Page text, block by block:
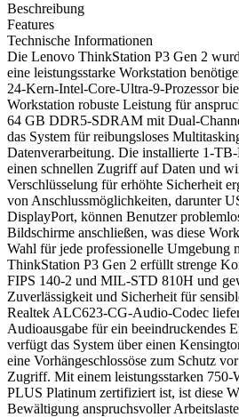
Beschreibung
Features
Technische Informationen
Die Lenovo ThinkStation P3 Gen 2
eine leistungsstarke Workstation
24-Kern-Intel-Core-Ultra-9-Prozessor
Workstation robuste Leistung für
64 GB DDR5-SDRAM mit Dual-
das System für reibungsloses
Datenverarbeitung. Die installierte 1-
einen schnellen Zugriff auf Daten und
Verschlüsselung für erhöhte Sicherheit
von Anschlussmöglichkeiten, darunter
DisplayPort, können Benutzer
Bildschirme anschließen, was diese
Wahl für jede professionelle Umgebung
ThinkStation P3 Gen 2 erfüllt strenge
FIPS 140-2 und MIL-STD 810H und
Zuverlässigkeit und Sicherheit für
Realtek ALC623-CG-Audio-Codec
Audioausgabe für ein beeindruckendes
verfügt das System über einen
eine Vorhängeschlossöse zum Schutz
Zugriff. Mit einem leistungsstarken 750-
PLUS Platinum zertifiziert ist, ist diese
Bewältigung anspruchsvoller